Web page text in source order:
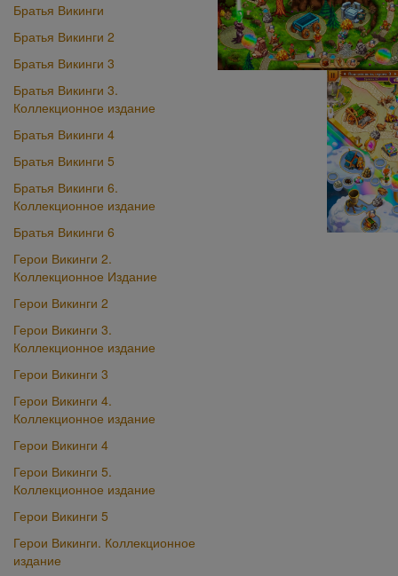
Братья Викинги
Братья Викинги 2
Братья Викинги 3
Братья Викинги 3.
Коллекционное издание
Братья Викинги 4
Братья Викинги 5
Братья Викинги 6.
Коллекционное издание
Братья Викинги 6
Герои Викинги 2.
Коллекционное Издание
Герои Викинги 2
Герои Викинги 3.
Коллекционное издание
Герои Викинги 3
Герои Викинги 4.
Коллекционное издание
Герои Викинги 4
Герои Викинги 5.
Коллекционное издание
Герои Викинги 5
Герои Викинги. Коллекционное
издание